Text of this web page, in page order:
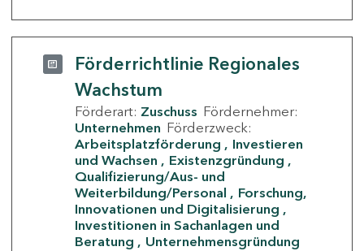
Förderrichtlinie Regionales
Wachstum
Förderart: Zuschuss Fördernehmer:
Unternehmen Förderzweck:
Arbeitsplatzförderung
Investieren
und Wachsen
Existenzgründung
Qualifizierung/Aus- und
Weiterbildung/Personal
Forschung,
Innovationen und Digitalisierung
Investitionen in Sachanlagen und
Beratung
Unternehmensgründung